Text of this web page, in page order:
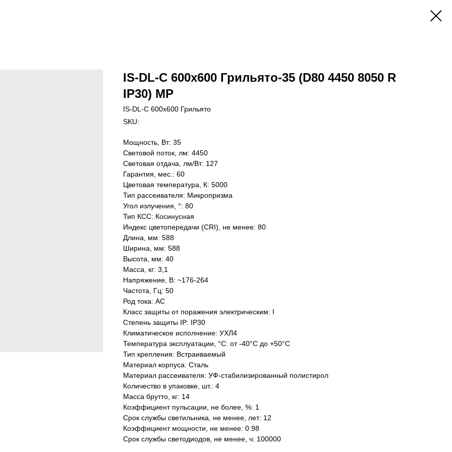
IS-DL-C 600х600 Грильято-35 (D80 4450 8050 R
IP30) MP
IS-DL-C 600х600 Грильято
SKU:
Мощность, Вт: 35
Световой поток, лм: 4450
Световая отдача, лм/Вт: 127
Гарантия, мес.: 60
Цветовая температура, К: 5000
Тип рассеивателя: Микропризма
Угол излучения, °: 80
Тип КСС: Косинусная
Индекс цветопередачи (CRI), не менее: 80
Длина, мм: 588
Ширина, мм: 588
Высота, мм: 40
Масса, кг: 3,1
Напряжение, В: ~176-264
Частота, Гц: 50
Род тока: AC
Класс защиты от поражения электрическим: I
Степень защиты IP: IP30
Климатическое исполнение: УХЛ4
Температура эксплуатации, °С: от -40°C до +50°C
Тип крепления: Встраиваемый
Материал корпуса: Сталь
Материал рассеивателя: УФ-стабилизированный полистирол
Количество в упаковке, шт.: 4
Масса брутто, кг: 14
Коэффициент пульсации, не более, %: 1
Срок службы светильника, не менее, лет: 12
Коэффициент мощности, не менее: 0.98
Срок службы светодиодов, не менее, ч: 100000